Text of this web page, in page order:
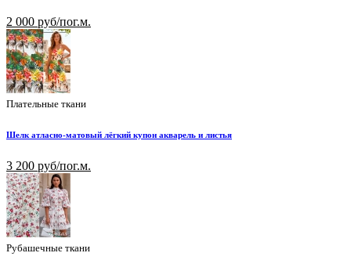
2 000 руб/пог.м.
Плательные ткани
Шелк атласно-матовый лёгкий купон акварель и листья
3 200 руб/пог.м.
Рубашечные ткани